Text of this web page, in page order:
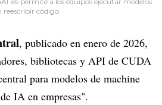
reescribir código.
, publicado en enero de 2026,
bibliotecas y API de CUDA
para modelos de machine
IA en empresas".